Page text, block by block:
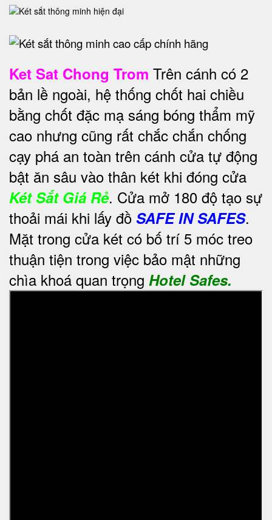
Ket Sat Chong Trom Trên cánh có 2
bản lề ngoài, hệ thống chốt hai chiều
bằng chốt đặc mạ sáng bóng thẩm mỹ
cao nhưng cũng rất chắc chắn chống
cạy phá an toàn trên cánh cửa tự động
bật ăn sâu vào thân két khi đóng cửa
Két Sắt Giá Rẻ. Cửa mở 180 độ tạo sự
thoải mái khi lấy đồ SAFE IN SAFES.
Mặt trong cửa két có bố trí 5 móc treo
thuận tiện trong việc bảo mật những
chìa khoá quan trọng Hotel Safes.